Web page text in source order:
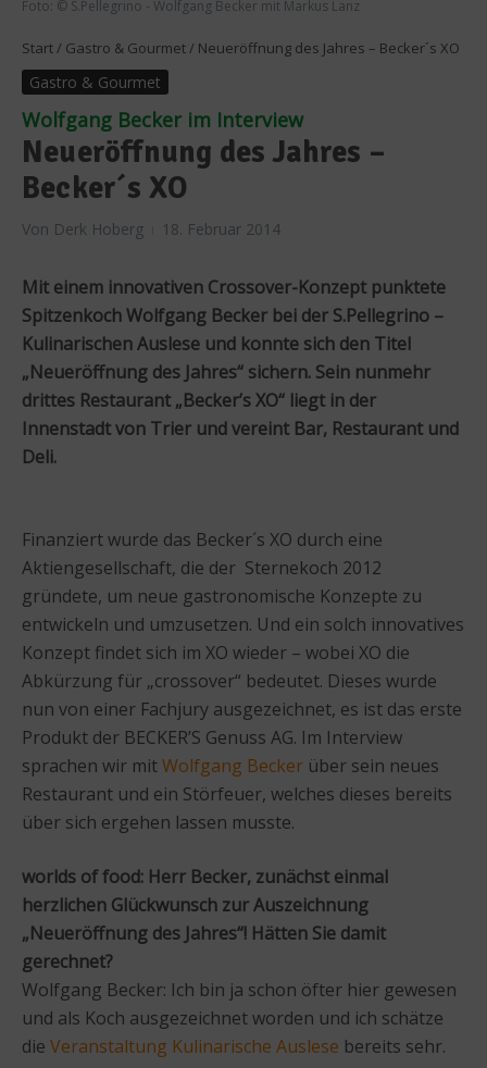
Foto: © S.Pellegrino - Wolfgang Becker mit Markus Lanz
Start / Gastro & Gourmet / Neueröffnung des Jahres – Becker´s XO
Gastro & Gourmet
Wolfgang Becker im Interview
Neueröffnung des Jahres –
Becker´s XO
Von Derk Hoberg 18. Februar 2014
Mit einem innovativen Crossover-Konzept punktete
Spitzenkoch Wolfgang Becker bei der S.Pellegrino –
Kulinarischen Auslese und konnte sich den Titel
„Neueröffnung des Jahres“ sichern. Sein nunmehr
drittes Restaurant „Becker’s XO“ liegt in der
Innenstadt von Trier und vereint Bar, Restaurant und
Deli.
Finanziert wurde das Becker´s XO durch eine
Aktiengesellschaft, die der Sternekoch 2012
gründete, um neue gastronomische Konzepte zu
entwickeln und umzusetzen. Und ein solch innovatives
Konzept findet sich im XO wieder – wobei XO die
Abkürzung für „crossover“ bedeutet. Dieses wurde
nun von einer Fachjury ausgezeichnet, es ist das erste
Produkt der BECKER’S Genuss AG. Im Interview
sprachen wir mitWolfgang Becker über sein neues
Restaurant und ein Störfeuer, welches dieses bereits
über sich ergehen lassen musste.
worlds of food: Herr Becker, zunächst einmal
herzlichen Glückwunsch zur Auszeichnung
„Neueröffnung des Jahres“! Hätten Sie damit
gerechnet?
Wolfgang Becker: Ich bin ja schon öfter hier gewesen
und als Koch ausgezeichnet worden und ich schätze
die Veranstaltung Kulinarische Auslese bereits sehr.